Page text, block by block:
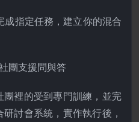
成指定任務，建立你的混合
團支援問與答
裡的受到專門訓練，並完
討會系統，實作執行後，